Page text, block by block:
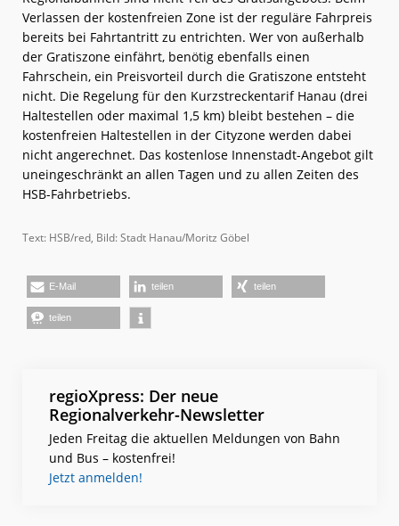
Verlassen der kostenfreien Zone ist der reguläre Fahrpreis
bereits bei Fahrtantritt zu entrichten. Wer von außerhalb
der Gratiszone einfährt, benötig ebenfalls einen
Fahrschein, ein Preisvorteil durch die Gratiszone entsteht
nicht. Die Regelung für den Kurzstreckentarif Hanau (drei
Haltestellen oder maximal 1,5 km) bleibt bestehen – die
kostenfreien Haltestellen in der Cityzone werden dabei
nicht angerechnet. Das kostenlose Innenstadt-Angebot gilt
uneingeschränkt an allen Tagen und zu allen Zeiten des
HSB-Fahrbetriebs.
Text: HSB/red, Bild: Stadt Hanau/Moritz Göbel
E-Mail teilen teilen
teilen
regioXpress: Der neue
Regionalverkehr-Newsletter
Jeden Freitag die aktuellen Meldungen von Bahn
und Bus – kostenfrei!
Jetzt anmelden!